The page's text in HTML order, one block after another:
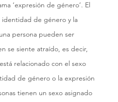
‘expresión de género’. El
identidad de género y la
persona pueden ser
se siente atraído, es decir,
relacionado con el sexo
de género o la expresión
tienen un sexo asignado